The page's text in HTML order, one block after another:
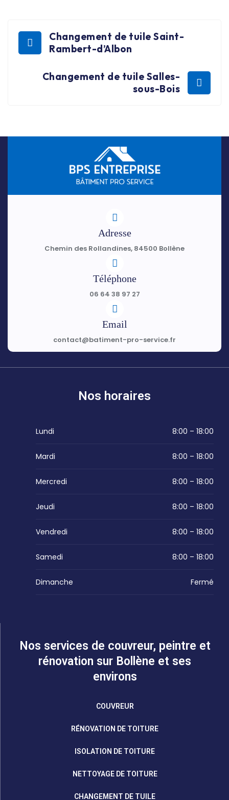
Changement de tuile Saint-
Rambert-d’Albon
Changement de tuile Salles-
sous-Bois
Adresse
Chemin des Rollandines, 84500 Bollène
Téléphone
06 64 38 97 27
Email
contact@batiment-pro-service.fr
Nos horaires
Lundi 8:00 – 18:00
Mardi 8:00 – 18:00
Mercredi 8:00 – 18:00
Jeudi 8:00 – 18:00
Vendredi 8:00 – 18:00
Samedi 8:00 – 18:00
Dimanche Fermé
Nos services de couvreur, peintre et
rénovation sur Bollène et ses
environs
COUVREUR
RÉNOVATION DE TOITURE
ISOLATION DE TOITURE
NETTOYAGE DE TOITURE
CHANGEMENT DE TUILE